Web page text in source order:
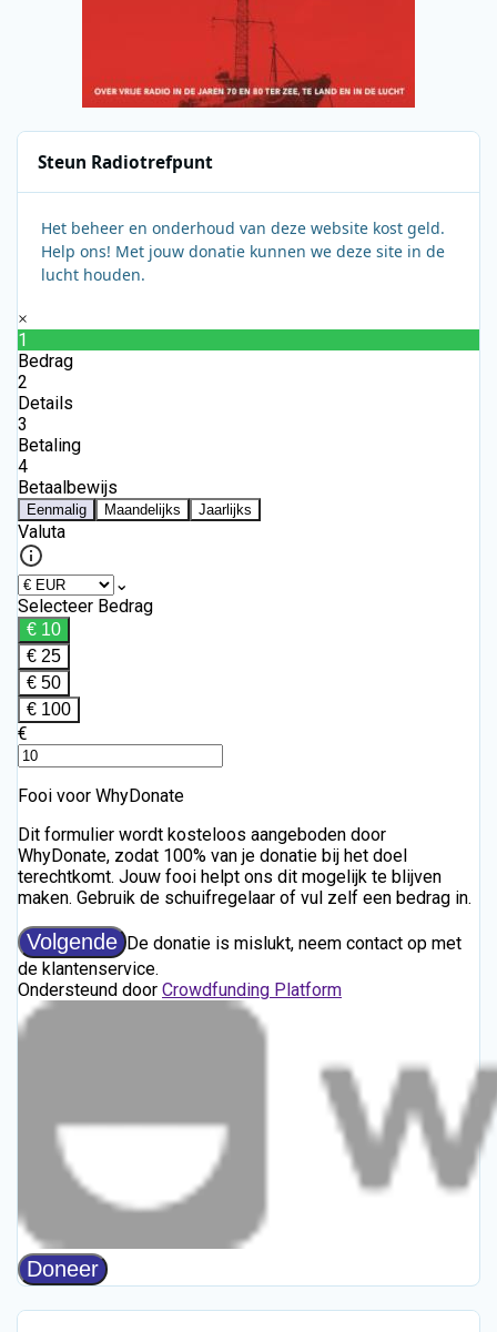
Steun Radiotrefpunt
Het beheer en onderhoud van deze website kost geld.
Help ons! Met jouw donatie kunnen we deze site in de
lucht houden.